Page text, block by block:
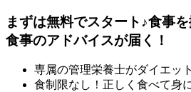
まずは無料でスタート♪食事
食事のアドバイスが届く！
専属の管理栄養士がダイエッ
食制限なし！正しく食べて身